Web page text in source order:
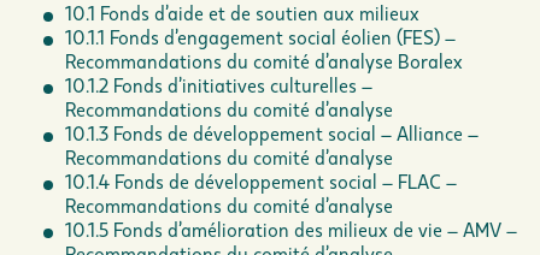
10.1 Fonds d’aide et de soutien aux milieux
10.1.1 Fonds d’engagement social éolien (FES) –
Recommandations du comité d’analyse Boralex
10.1.2 Fonds d’initiatives culturelles –
Recommandations du comité d’analyse
10.1.3 Fonds de développement social – Alliance –
Recommandations du comité d’analyse
10.1.4 Fonds de développement social – FLAC –
Recommandations du comité d’analyse
10.1.5 Fonds d’amélioration des milieux de vie – AMV –